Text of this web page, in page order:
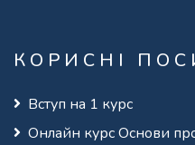
КОРИСНІ
Вступ на 1 курс
Онлайн курс Основи